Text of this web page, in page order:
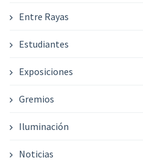
Entre Rayas
Estudiantes
Exposiciones
Gremios
Iluminación
Noticias